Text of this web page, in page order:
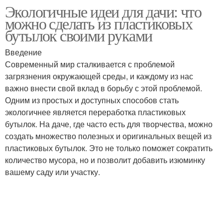
Необычные украшения Поделки для сада
Каменный сад
Сад в ландшафтном
дизайне
Настольный сад
Сад из комнатных
растений
Экологичные идеи для дачи: что
можно сделать из пластиковых
бутылок своими руками
Введение
Современный мир сталкивается с проблемой
загрязнения окружающей среды, и каждому из нас
важно внести свой вклад в борьбу с этой проблемой.
Одним из простых и доступных способов стать
экологичнее является переработка пластиковых
бутылок. На даче, где часто есть для творчества, можно
создать множество полезных и оригинальных вещей из
пластиковых бутылок. Это не только поможет сократить
количество мусора, но и позволит добавить изюминку
вашему саду или участку.